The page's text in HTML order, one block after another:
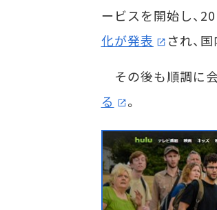
ービスを開始し、
化が発表
され、
その後も順調に
る
。